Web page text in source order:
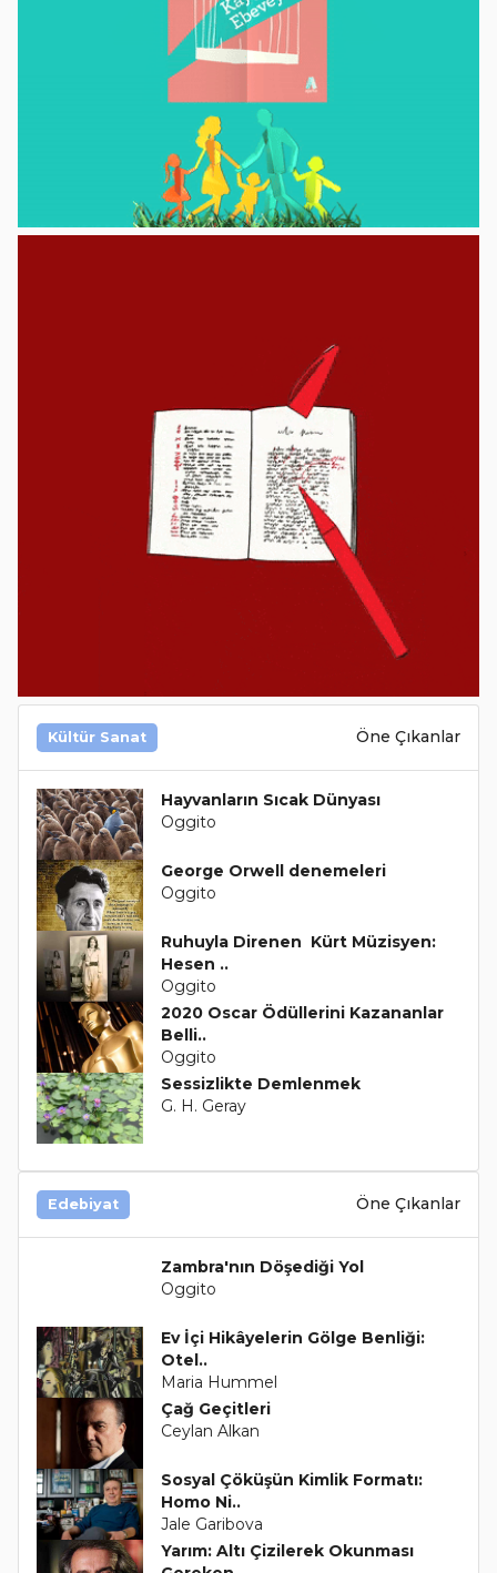
Kültür Sanat Öne Çıkanlar
Hayvanların Sıcak Dünyası
Oggito
George Orwell denemeleri
Oggito
Ruhuyla Direnen Kürt Müzisyen:
Hesen ..
Oggito
2020 Oscar Ödüllerini Kazananlar
Belli..
Oggito
Sessizlikte Demlenmek
G. H. Geray
Edebiyat Öne Çıkanlar
Zambra'nın Döşediği Yol
Oggito
Ev İçi Hikâyelerin Gölge Benliği:
Otel..
Maria Hummel
Çağ Geçitleri
Ceylan Alkan
Sosyal Çöküşün Kimlik Formatı:
Homo Ni..
Jale Garibova
Yarım: Altı Çizilerek Okunması